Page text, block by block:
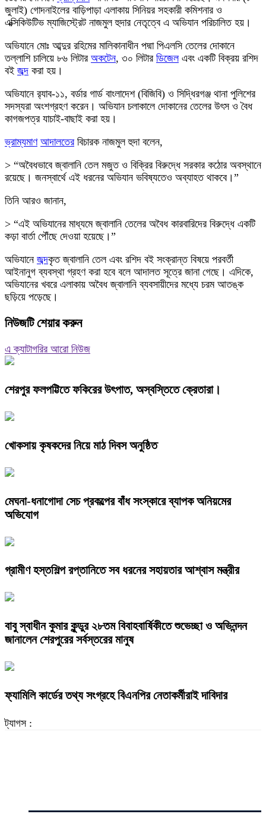
জুলাই) গোদনাইলের বাড়িপাড়া এলাকায় সিনিয়র সহকারী কমিশনার ও
এক্সিকিউটিভ ম্যাজিস্ট্রেট নাজমুল হুদার নেতৃত্বে এ অভিযান পরিচালিত হয়।
অভিযানে মোঃ আব্দুর রহিমের মালিকানাধীন পদ্মা পিএলসি তেলের দোকানে
তল্লাশি চালিয়ে ৮৬ লিটার অকটেন, ৩০ লিটার ডিজেলএবং একটি বিক্রয় রশিদ
বই জব্দ করা হয়।
অভিযানে র‍্যাব-১১, বর্ডার গার্ড বাংলাদেশ (বিজিবি) ও সিদ্ধিরগঞ্জ থানা পুলিশের
সদস্যরা অংশগ্রহণ করেন। অভিযান চলাকালে দোকানের তেলের উৎস ও বৈধ
কাগজপত্র যাচাই-বাছাই করা হয়।
ভ্রাম্যমাণ আদালতেরবিচারক নাজমুল হুদা বলেন,
> “অবৈধভাবে জ্বালানি তেল মজুত ও বিক্রির বিরুদ্ধে সরকার কঠোর অবস্থানে
রয়েছে। জনস্বার্থে এই ধরনের অভিযান ভবিষ্যতেও অব্যাহত থাকবে।”
তিনি আরও জানান,
> “এই অভিযানের মাধ্যমে জ্বালানি তেলের অবৈধ কারবারিদের বিরুদ্ধে একটি
কড়া বার্তা পৌঁছে দেওয়া হয়েছে।”
অভিযানে জব্দকৃত জ্বালানি তেল এবং রশিদ বই সংক্রান্ত বিষয়ে পরবর্তী
আইনানুগ ব্যবস্থা গ্রহণ করা হবে বলে আদালত সূত্রে জানা গেছে। এদিকে,
অভিযানের খবরে এলাকায় অবৈধ জ্বালানি ব্যবসায়ীদের মধ্যে চরম আতঙ্ক
ছড়িয়ে পড়েছে।
নিউজটি শেয়ার করুন
এ ক্যাটাগরির আরো নিউজ
শেরপুর ফলপট্টিতে ফকিরের উৎপাত, অস্বস্তিতে ক্রেতারা।
খোকসায় কৃষকদের নিয়ে মাঠ দিবস অনুষ্ঠিত
মেঘনা-ধনাগোদা সেচ প্রকল্পের বাঁধ সংস্কারে ব্যাপক অনিয়মের
অভিযোগ
গ্রামীণ হস্তশিল্প রপ্তানিতে সব ধরনের সহায়তার আশ্বাস মন্ত্রীর
বাবু স্বাধীন কুমার কুন্ডুর ২৮তম বিবাহবার্ষিকীতে শুভেচ্ছা ও অভিনন্দন
জানালেন শেরপুরের সর্বস্তরের মানুষ
ফ্যামিলি কার্ডের তথ্য সংগ্রহে বিএনপির নেতাকর্মীরাই দাবিদার
ট্যাগস :